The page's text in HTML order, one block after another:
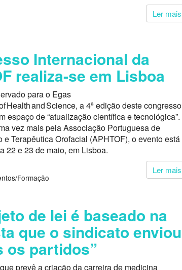
Ler mais
Internacional da
realiza-se em Lisboa
para o Egas
Health and Science, a 4ª edição deste congresso
espaço de “atualização científica e tecnológica”.
vez mais pela Associação Portuguesa de
e Terapêutica Orofacial (APHTOF), o evento está
22 e 23 de maio, em Lisboa.
Ler mais
Formação
de lei é baseado na
que o sindicato enviou
os partidos”
prevê a criação da carreira de medicina